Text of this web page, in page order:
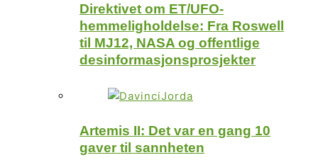
Direktivet om ET/UFO-
hemmeligholdelse: Fra Roswell
til MJ12, NASA og offentlige
desinformasjonsprosjekter
Artemis II: Det var en gang 10
gaver til sannheten